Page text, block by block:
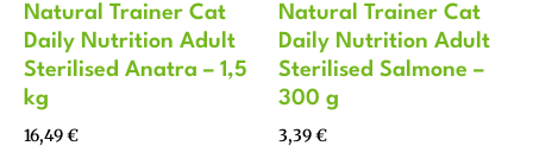
Natural Trainer Cat
Daily Nutrition Adult
Sterilised Anatra – 1,5
kg
16,49€
Natural Trainer Cat
Daily Nutrition Adult
Sterilised Salmone –
300 g
3,39€